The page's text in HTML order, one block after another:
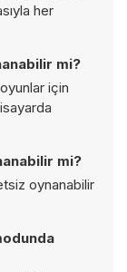
her
mi?
için
mi?
oynanabilir